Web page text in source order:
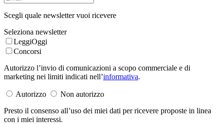
Scegli quale newsletter vuoi ricevere
Seleziona newsletter
LeggiOggi
Concorsi
Autorizzo l’invio di comunicazioni a scopo commerciale e di
marketing nei limiti indicati nell’informativa.
Autorizzo
Non autorizzo
Presto il consenso all’uso dei miei dati per ricevere proposte in linea
con i miei interessi.